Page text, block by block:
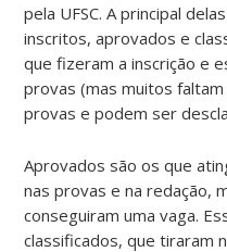
pela UFSC. A principal
inscritos, aprovados e
que fizeram a inscrição e
provas (mas muitos
provas e podem ser
Aprovados são os que
nas provas e na redação,
conseguiram uma vaga.
classificados, que tiraram